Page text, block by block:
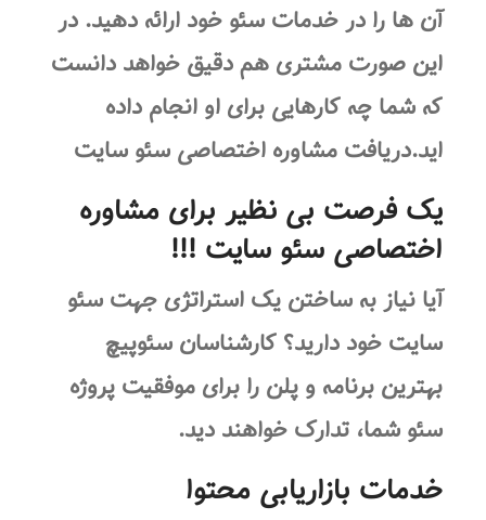
آن ها را در خدمات سئو خود ارائه دهید. در
این صورت مشتری هم دقیق خواهد دانست
که شما چه کارهایی برای او انجام داده
اید.دریافت مشاوره اختصاصی سئو سایت
یک فرصت بی نظیر برای مشاوره
اختصاصی سئو سایت !!!
آیا نیاز به ساختن یک استراتژی جهت سئو
سایت خود دارید؟ کارشناسان سئوپیچ
بهترین برنامه و پلن را برای موفقیت پروژه
سئو شما، تدارک خواهند دید.
خدمات بازاریابی محتوا